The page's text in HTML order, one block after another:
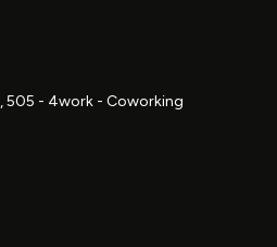
505 - 4work - Coworking